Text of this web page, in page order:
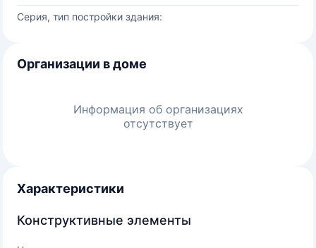
Серия, тип постройки здания:
Организации в доме
Информация об организациях
отсутствует
Характеристики
Конструктивные элементы